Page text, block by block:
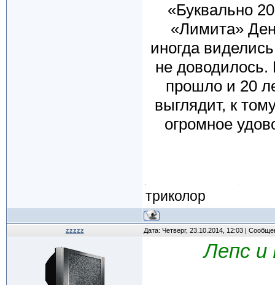
«Буквально
«Лимита»
иногда
не
прошло и 20
выглядит, к
огромное
триколор
zzzzz Дата: Четверг, 23.10.2014, 12:03 |
Лепс и